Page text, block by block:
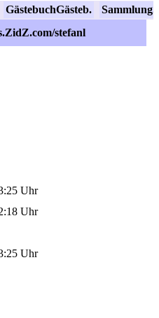
GästebuchGästeb. Sammlung
stefanl
Uhr
Uhr
Uhr